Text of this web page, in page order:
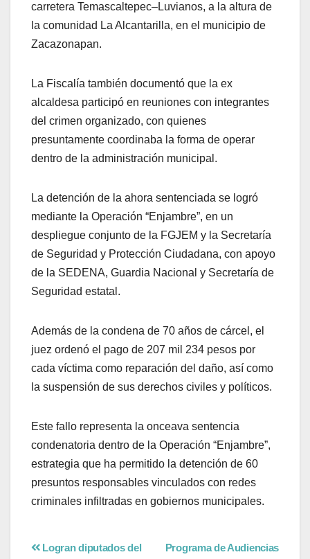
carretera Temascaltepec–Luvianos, a la altura de
la comunidad La Alcantarilla, en el municipio de
Zacazonapan.
La Fiscalía también documentó que la ex
alcaldesa participó en reuniones con integrantes
del crimen organizado, con quienes
presuntamente coordinaba la forma de operar
dentro de la administración municipal.
La detención de la ahora sentenciada se logró
mediante la Operación “Enjambre”, en un
despliegue conjunto de la FGJEM y la Secretaría
de Seguridad y Protección Ciudadana, con apoyo
de la SEDENA, Guardia Nacional y Secretaría de
Seguridad estatal.
Además de la condena de 70 años de cárcel, el
juez ordenó el pago de 207 mil 234 pesos por
cada víctima como reparación del daño, así como
la suspensión de sus derechos civiles y políticos.
Este fallo representa la onceava sentencia
condenatoria dentro de la Operación “Enjambre”,
estrategia que ha permitido la detención de 60
presuntos responsables vinculados con redes
criminales infiltradas en gobiernos municipales.
Programa de Audiencias
Logran diputados del